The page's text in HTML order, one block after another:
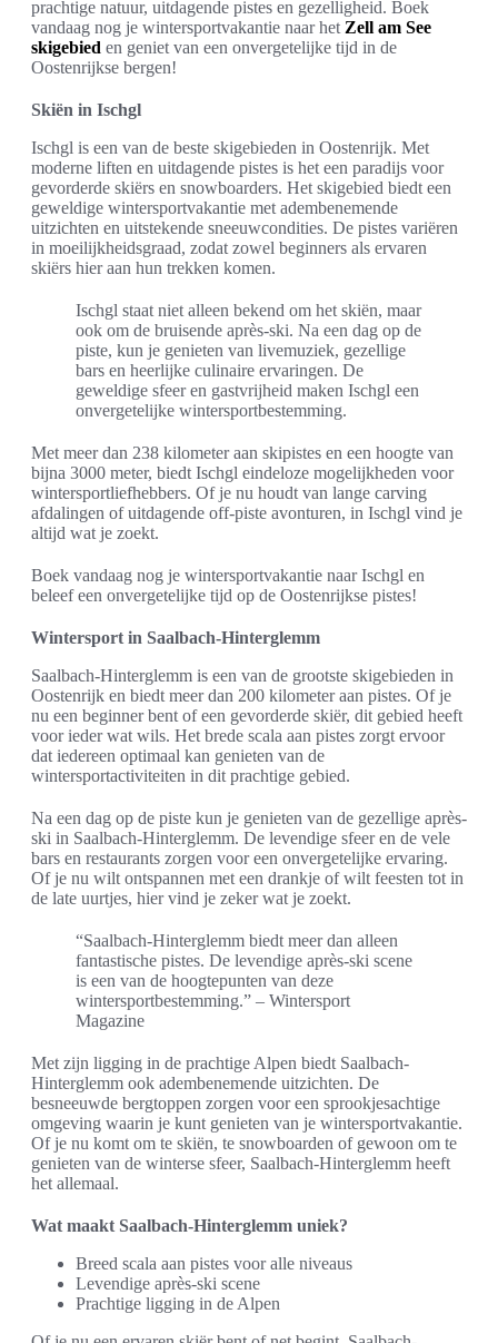
prachtige natuur, uitdagende pistes en gezelligheid. Boek
vandaag nog je wintersportvakantie naar het Zell am See
skigebied en geniet van een onvergetelijke tijd in de
Oostenrijkse bergen!
Skiën in Ischgl
Ischgl is een van de beste skigebieden in Oostenrijk. Met
moderne liften en uitdagende pistes is het een paradijs voor
gevorderde skiërs en snowboarders. Het skigebied biedt een
geweldige wintersportvakantie met adembenemende
uitzichten en uitstekende sneeuwcondities. De pistes variëren
in moeilijkheidsgraad, zodat zowel beginners als ervaren
skiërs hier aan hun trekken komen.
Ischgl staat niet alleen bekend om het skiën, maar
ook om de bruisende après-ski. Na een dag op de
piste, kun je genieten van livemuziek, gezellige
bars en heerlijke culinaire ervaringen. De
geweldige sfeer en gastvrijheid maken Ischgl een
onvergetelijke wintersportbestemming.
Met meer dan 238 kilometer aan skipistes en een hoogte van
bijna 3000 meter, biedt Ischgl eindeloze mogelijkheden voor
wintersportliefhebbers. Of je nu houdt van lange carving
afdalingen of uitdagende off-piste avonturen, in Ischgl vind je
altijd wat je zoekt.
Boek vandaag nog je wintersportvakantie naar Ischgl en
beleef een onvergetelijke tijd op de Oostenrijkse pistes!
Wintersport in Saalbach-Hinterglemm
Saalbach-Hinterglemm is een van de grootste skigebieden in
Oostenrijk en biedt meer dan 200 kilometer aan pistes. Of je
nu een beginner bent of een gevorderde skiër, dit gebied heeft
voor ieder wat wils. Het brede scala aan pistes zorgt ervoor
dat iedereen optimaal kan genieten van de
wintersportactiviteiten in dit prachtige gebied.
Na een dag op de piste kun je genieten van de gezellige après-
ski in Saalbach-Hinterglemm. De levendige sfeer en de vele
bars en restaurants zorgen voor een onvergetelijke ervaring.
Of je nu wilt ontspannen met een drankje of wilt feesten tot in
de late uurtjes, hier vind je zeker wat je zoekt.
“Saalbach-Hinterglemm biedt meer dan alleen
fantastische pistes. De levendige après-ski scene
is een van de hoogtepunten van deze
wintersportbestemming.” – Wintersport
Magazine
Met zijn ligging in de prachtige Alpen biedt Saalbach-
Hinterglemm ook adembenemende uitzichten. De
besneeuwde bergtoppen zorgen voor een sprookjesachtige
omgeving waarin je kunt genieten van je wintersportvakantie.
Of je nu komt om te skiën, te snowboarden of gewoon om te
genieten van de winterse sfeer, Saalbach-Hinterglemm heeft
het allemaal.
Wat maakt Saalbach-Hinterglemm uniek?
Breed scala aan pistes voor alle niveaus
Levendige après-ski scene
Prachtige ligging in de Alpen